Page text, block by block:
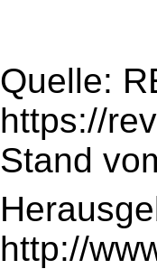
Quelle:
https://
Stand
http://